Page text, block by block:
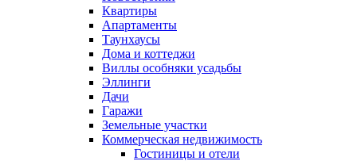
Квартиры
Апартаменты
Таунхаусы
Дома и коттеджи
Виллы особняки усадьбы
Эллинги
Дачи
Гаражи
Земельные участки
Коммерческая недвижимость
Гостиницы и отели